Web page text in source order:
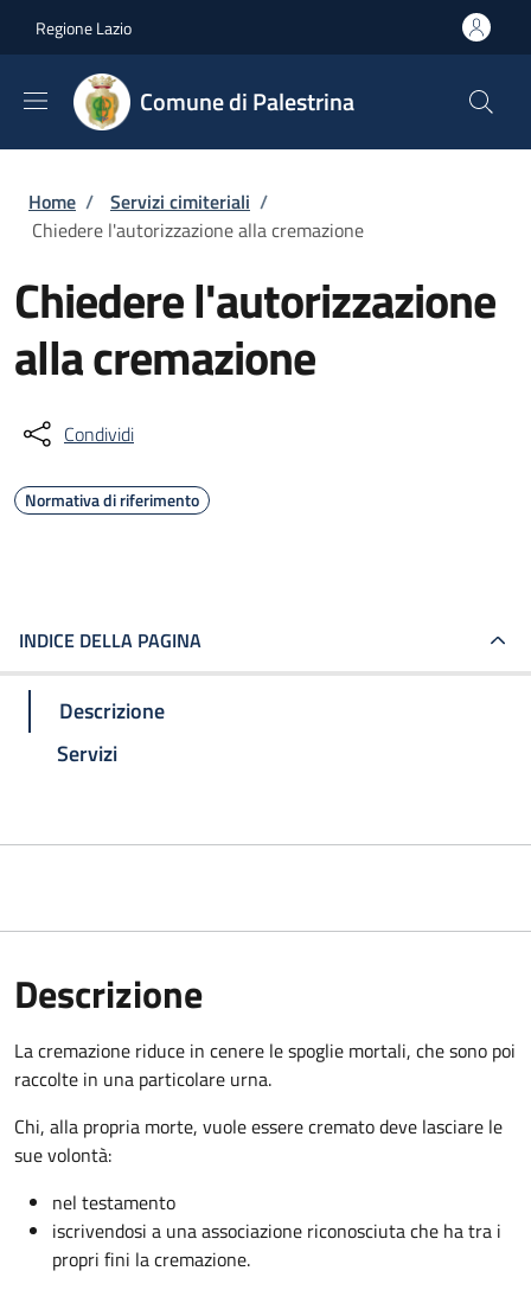
Regione Lazio
Comune di Palestrina
Briciole di pane
Home / Servizi cimiteriali /
Chiedere l'autorizzazione alla cremazione
Chiedere l'autorizzazione
alla cremazione
Condividi
Normativa di riferimento
INDICE DELLA PAGINA
Descrizione
Servizi
Descrizione
La cremazione riduce in cenere le spoglie mortali, che sono poi
raccolte in una particolare urna.
Chi, alla propria morte, vuole essere cremato deve lasciare le
sue volontà:
nel testamento
iscrivendosi a una associazione riconosciuta che ha tra i
propri fini la cremazione.